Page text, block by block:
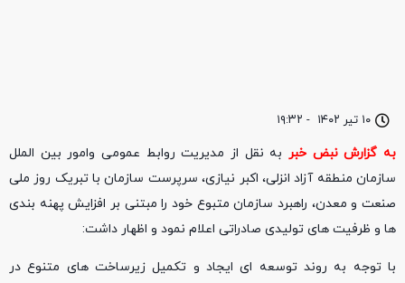
۱۰ تیر ۱۴۰۲ - ۱۹:۳۲
به گزارش نبض خبر به نقل از مدیریت روابط عمومی وامور بین الملل
سازمان منطقه آزاد انزلی، اکبر نیازی، سرپرست سازمان با تبریک روز ملی
صنعت و معدن، راهبرد سازمان متبوع خود را مبتنی بر افزایش پهنه بندی
ها و ظرفیت های تولیدی صادراتی اعلام نمود و اظهار داشت:
با توجه به روند توسعه ای ایجاد و تکمیل زیرساخت های متنوع در